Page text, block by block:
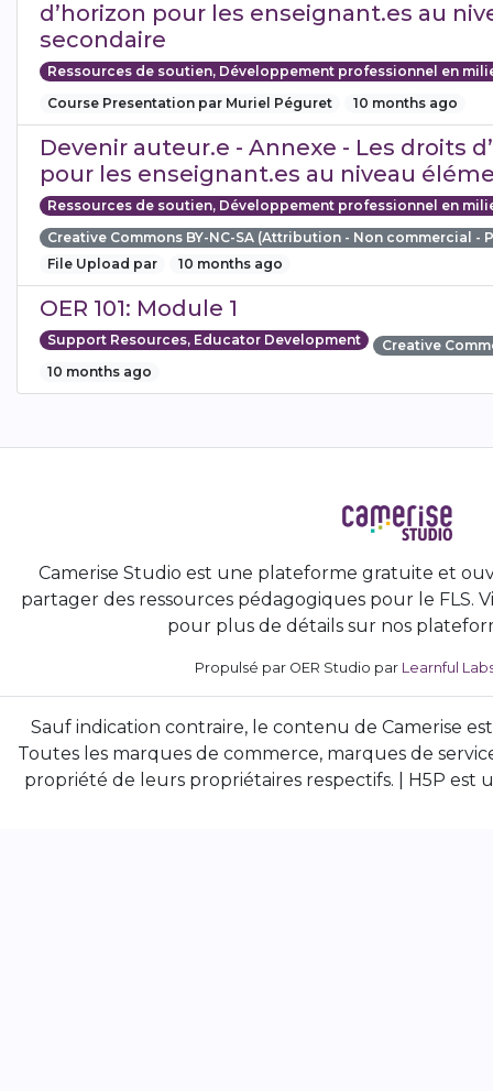
d’horizon pour les enseignant.es au
secondaire
Ressources de soutien, Développement professionnel en
Course Presentation par Muriel Péguret
10 months ago
Devenir auteur.e - Annexe - Les droits
pour les enseignant.es au niveau
Ressources de soutien, Développement professionnel en
Creative Commons BY-NC-SA (Attribution - Non commercial
File Upload par
10 months ago
OER 101: Module 1
Support Resources, Educator Development
Creative
10 months ago
Camerise Studio est une plateforme gratuite et
partager des ressources pédagogiques pour le FLS.
pour plus de détails sur nos
Propulsé par OER Studio par Learnful
Sauf indication contraire, le contenu de Camerise est
Toutes les marques de commerce, marques de
propriété de leurs propriétaires respectifs. | H5P est